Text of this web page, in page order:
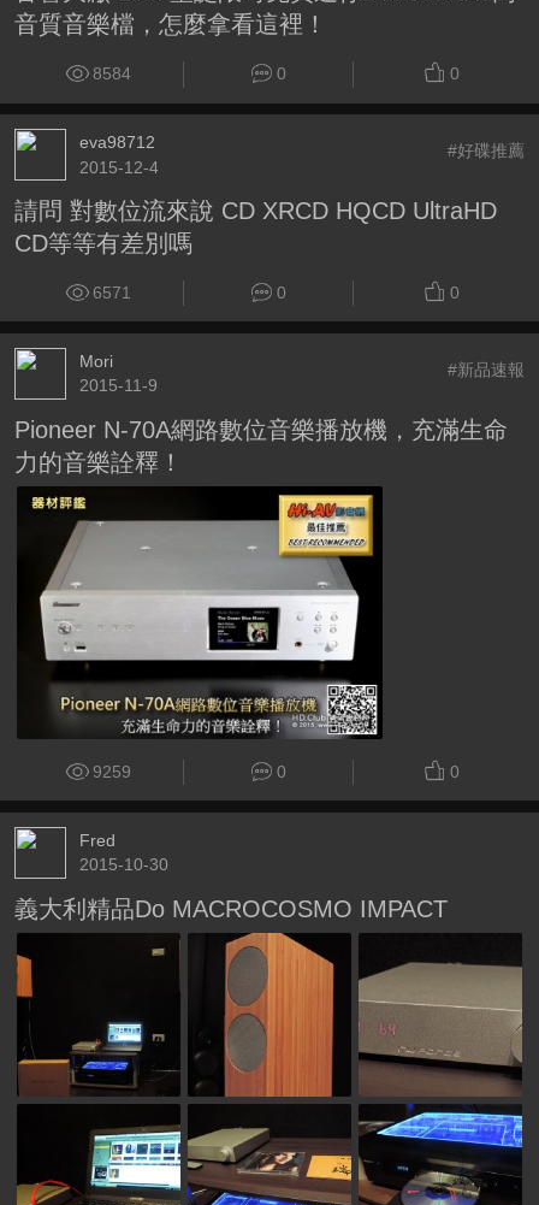
音質音樂檔，怎麼拿看這裡！
8584 0 0
eva98712
2015-12-4
#好碟推薦
請問 對數位流來說 CD XRCD HQCD UltraHD
CD等等有差別嗎
6571 0 0
Mori
2015-11-9
#新品速報
Pioneer N-70A網路數位音樂播放機，充滿生命
力的音樂詮釋！
9259 0 0
Fred
2015-10-30
義大利精品Do MACROCOSMO IMPACT